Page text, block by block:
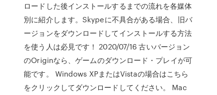
ロードした後インストールするまでの流れを各媒体
別に紹介します。Skypeに不具合がある場合、旧バ
ージョンをダウンロードしてインストールする方法
を使う人は必見です！ 2020/07/16 古いバージョン
のOriginなら、ゲームのダウンロード・プレイが可
能です。 Windows XPまたはVistaの場合はこちら
をクリックしてダウンロードしてください。 Mac